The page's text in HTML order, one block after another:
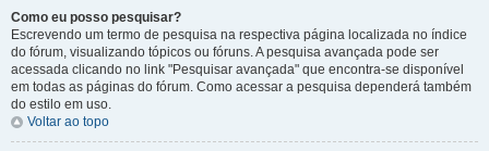
Como eu posso pesquisar?
Escrevendo um termo de pesquisa na respectiva página localizada no índice
do fórum, visualizando tópicos ou fóruns. A pesquisa avançada pode ser
acessada clicando no link "Pesquisar avançada" que encontra-se disponível
em todas as páginas do fórum. Como acessar a pesquisa dependerá também
do estilo em uso.
Voltar ao topo